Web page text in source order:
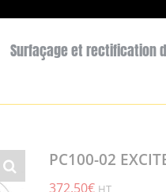
Surfaçage et rectification
PC100-02
372,50€ HT